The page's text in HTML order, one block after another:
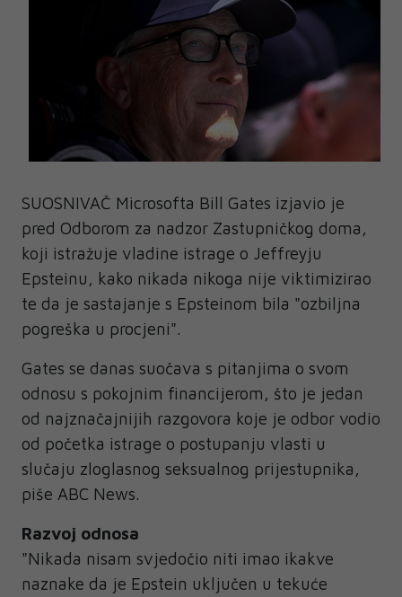
SUOSNIVAČ Microsofta Bill Gates izjavio je
pred Odborom za nadzor Zastupničkog doma,
koji istražuje vladine istrage o Jeffreyju
Epsteinu, kako nikada nikoga nije viktimizirao
te da je sastajanje s Epsteinom bila "ozbiljna
pogreška u procjeni".
Gates se danas suočava s pitanjima o svom
odnosu s pokojnim financijerom, što je jedan
od najznačajnijih razgovora koje je odbor vodio
od početka istrage o postupanju vlasti u
slučaju zloglasnog seksualnog prijestupnika,
piše ABC News.
Razvoj odnosa
"Nikada nisam svjedočio niti imao ikakve
naznake da je Epstein uključen u tekuće